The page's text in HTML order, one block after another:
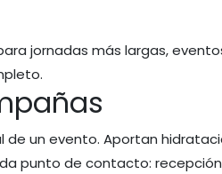
jornadas más largas,
de un evento. Aportan
punto de contacto: